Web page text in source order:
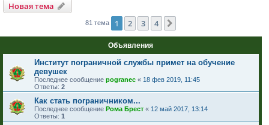
Новая тема
81 тема 1 2 3 4
Объявления
Институт пограничной службы примет на обучение
девушек
Последнее сообщение pogranec « 18 фев 2019, 11:45
Ответы: 2
Как стать пограничником...
Последнее сообщение Рома Брест « 12 май 2017, 13:14
Ответы: 1